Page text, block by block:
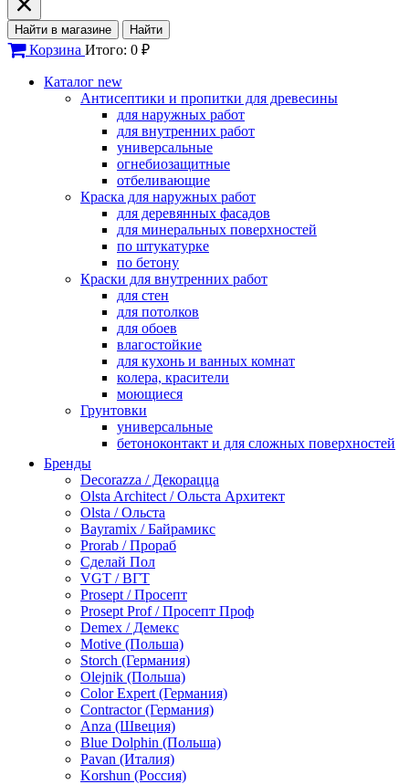
Найти в магазине Найти
Корзина Итого: 0 ₽
Каталог new
Антисептики и пропитки для древесины
для наружных работ
для внутренних работ
универсальные
огнебиозащитные
отбеливающие
Краска для наружных работ
для деревянных фасадов
для минеральных поверхностей
по штукатурке
по бетону
Краски для внутренних работ
для стен
для потолков
для обоев
влагостойкие
для кухонь и ванных комнат
колера, красители
моющиеся
Грунтовки
универсальные
бетоноконтакт и для сложных поверхностей
по металлу
антикорозийные
под декоративные штукатурки
для гипсокартона
под штукатурку
Герметик
акриловые
силиконовые универсальные, нейтральные
силиконовые санитарные (антигрибковые)
шовные для срубов
для кровли
для каминов
полиуретановые
Декоративные штукатурки и краски
краски для декора, патина
мокрый шелк
венецианские (эффект мрамора)
песок (эффект песчаных вихрей)
декоративная шпаклевка
Бренды
Decorazza / Декорацца
Olsta Architect / Ольста Архитект
Olsta / Ольста
Bayramix / Байрамикс
Prorab / Прораб
Сделай Пол
VGT / ВГТ
Prosept / Просепт
Prosept Prof / Просепт Проф
Demex / Демекс
Motive (Польша)
Storch (Германия)
Olejnik (Польша)
Color Expert (Германия)
Contractor (Германия)
Anza (Швеция)
Blue Dolphin (Польша)
Pavan (Италия)
Korshun (Россия)